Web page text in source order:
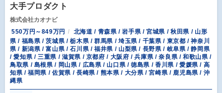
大手プロダクト
株式会社カオナビ
550万円～849万円
北海道 / 青森県 / 岩手県 / 宮城県 / 秋田県 / 山形
県 / 福島県 / 茨城県 / 栃木県 / 群馬県 / 埼玉県 / 千葉県 / 東京都 / 神奈川
県 / 新潟県 / 富山県 / 石川県 / 福井県 / 山梨県 / 長野県 / 岐阜県 / 静岡県
/ 愛知県 / 三重県 / 滋賀県 / 京都府 / 大阪府 / 兵庫県 / 奈良県 / 和歌山県 /
鳥取県 / 島根県 / 岡山県 / 広島県 / 山口県 / 徳島県 / 香川県 / 愛媛県 / 高
知県 / 福岡県 / 佐賀県 / 長崎県 / 熊本県 / 大分県 / 宮崎県 / 鹿児島県 / 沖
縄県